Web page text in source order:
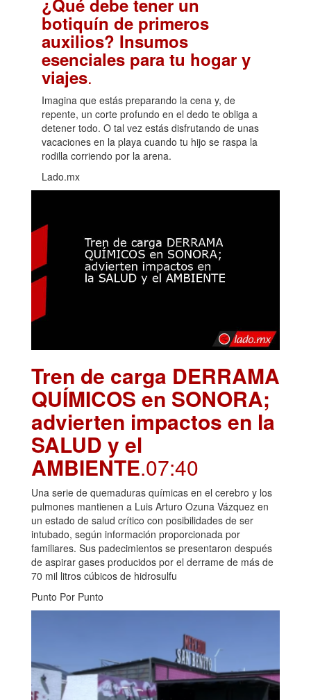
¿Qué debe tener un
botiquín de primeros
auxilios? Insumos
esenciales para tu hogar y
viajes.
Imagina que estás preparando la cena y, de
repente, un corte profundo en el dedo te obliga a
detener todo. O tal vez estás disfrutando de unas
vacaciones en la playa cuando tu hijo se raspa la
rodilla corriendo por la arena.
Lado.mx
Tren de carga DERRAMA
QUÍMICOS en SONORA;
advierten impactos en la
SALUD y el
AMBIENTE.07:40
Una serie de quemaduras químicas en el cerebro y los
pulmones mantienen a Luis Arturo Ozuna Vázquez en
un estado de salud crítico con posibilidades de ser
intubado, según información proporcionada por
familiares. Sus padecimientos se presentaron después
de aspirar gases producidos por el derrame de más de
70 mil litros cúbicos de hidrosulfu
Punto Por Punto